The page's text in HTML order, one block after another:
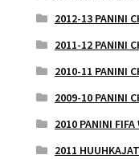
2012-13 PANINI
2011-12 PANINI
2010-11 PANINI
2009-10 PANINI
2010 PANINI
2011